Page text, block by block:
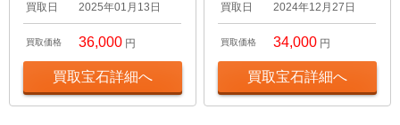
買取日 2025年01月13日
買取価格 36,000 円
買取宝石詳細へ
買取日 2024年12月27日
買取価格 34,000 円
買取宝石詳細へ